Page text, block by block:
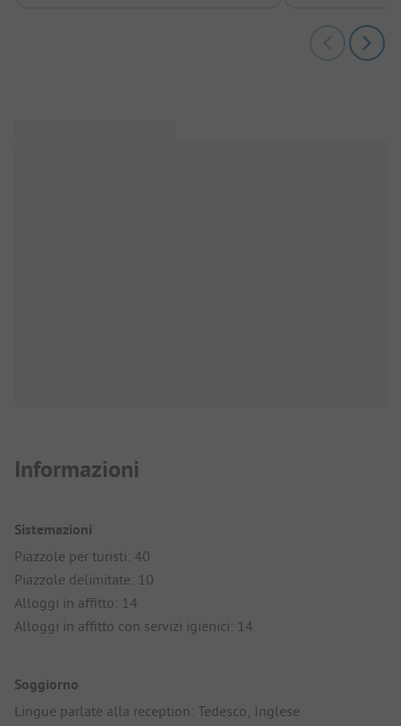
Informazioni
Sistemazioni
Piazzole per turisti: 40
Piazzole delimitate: 10
Alloggi in affitto: 14
Alloggi in affitto con servizi igienici: 14
Soggiorno
Lingue parlate alla reception: Tedesco, Inglese